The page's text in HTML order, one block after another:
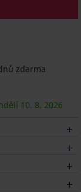
zdarma
10. 8. 2026